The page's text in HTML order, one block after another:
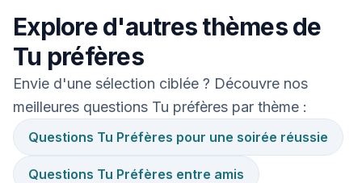
Explore d'autres thèmes de
Tu préfères
Envie d'une sélection ciblée ? Découvre nos
meilleures questions Tu préfères par thème :
Questions Tu Préfères pour une soirée réussie
Questions Tu Préfères entre amis